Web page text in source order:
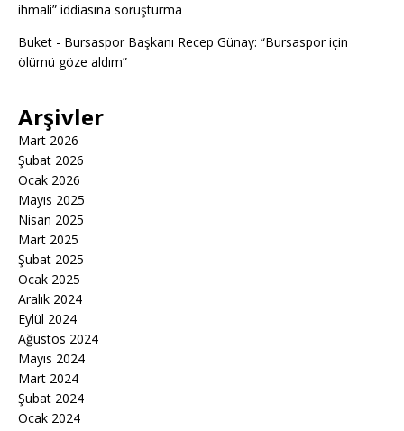
ihmali” iddiasına soruşturma
Buket - Bursaspor Başkanı Recep Günay: “Bursaspor için
ölümü göze aldım”
Arşivler
Mart 2026
Şubat 2026
Ocak 2026
Mayıs 2025
Nisan 2025
Mart 2025
Şubat 2025
Ocak 2025
Aralık 2024
Eylül 2024
Ağustos 2024
Mayıs 2024
Mart 2024
Şubat 2024
Ocak 2024